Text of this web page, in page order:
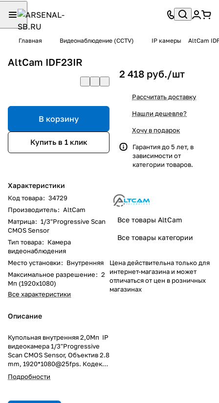
Главная Видеонаблюдение (CCTV) IP камеры AltCam
AltCam IDF23IR
В корзину
Купить в 1 клик
Характеристики
Код товара: 34729
Производитель: AltCam
Матрица: 1/3"Progressive Scan
CMOS Sensor
Тип товара: Камера
видеонаблюдения
Место установки: Внутренняя
Максимальное разрешение: 2
Мп (1920x1080)
Все характеристики
Описание
Купольная внутренняя 2,0Мп IP
видеокамера 1/3"Progressive
Scan CMOS Sensor, Объектив 2.8
mm, 1920*1080@25fps. Кодек
H.264/H.265/, 0 Лк (ИК -вкл.),
двойной поток, Встроенный
G711U), Дальность Ик
Подробности
2 418 руб./шт
Рассчитать доставку
Нашли дешевле?
Хочу в подарок
Гарантия до 5 лет, в
зависимости от
категории товаров.
Все товары AltCam
Все товары категории
Цена действительна только для
интернет-магазина и может
отличаться от цен в розничных
магазинах